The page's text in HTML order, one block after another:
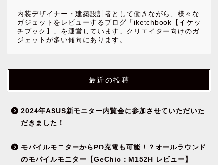
内装デザイナー・建築設計者として働きながら、様々な
ガジェットをレビューするブログ「iketchbook【イケッ
チブック】」を運営しています。クリエイター向けのガ
ジェットが多い傾向にあります。
最近の投稿
2024年ASUS新モニター内覧会に参加させていただいた
だきました！
モバイルモニターからPD充電も可能！？オールラウンド
のモバイルモニター【GeChic：M152H レビュー】
NEWS